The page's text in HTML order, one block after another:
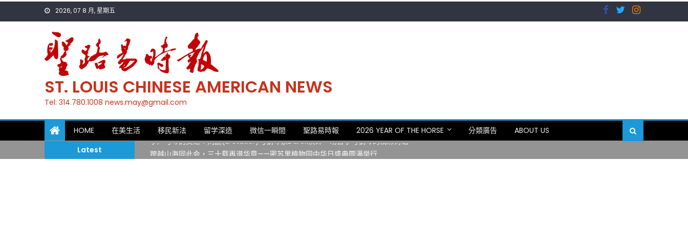
2026, 07 8 月, 星期五
ST. LOUIS CHINESE AMERICAN NEWS
Tel: 314.780.1008 news.may@gmail.com
HOME 在美生活 移民新法 留学深造 微信一瞬間 聖路易時報 2026 YEAR OF THE HORSE 分類廣告
ABOUT US
Latest
一晃三十年，初夏又相逢。中华日，等你来赴约 —— 密苏里植物园“中华日三十周年特别报道（五）
筝声与琴韵交汇：刘励(Li Statler)与钢琴家Darek演绎一场古筝与钢琴的精彩对话
跨越山海同此会，三十载再谱华章——密苏里植物园中华日盛典圆满举行
圣路易龙舟俱乐部5月16日龙舟体验日 邀请各界亲身体验划行乐趣 + 水上竞速魅力